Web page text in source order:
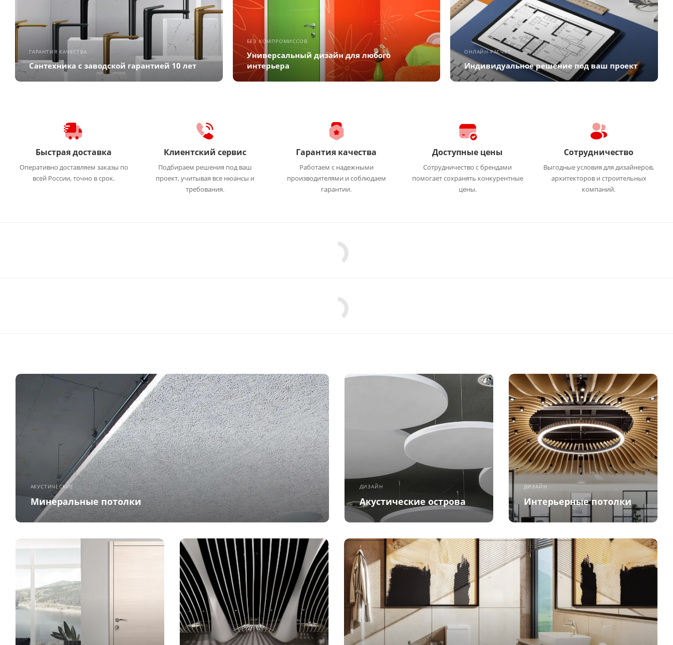
ГАРАНТИЯ КАЧЕСТВА
Сантехника с заводской гарантией 10 лет
БЕЗ КОМПРОМИССОВ
Универсальный дизайн для любого
интерьера
ОНЛАЙН-РАСЧЕТ
Индивидуальное решение под ваш проект
Быстрая доставка
Оперативно доставляем заказы по
всей России, точно в срок.
Клиентский сервис
Подбираем решения под ваш
проект, учитывая все нюансы и
требования.
Гарантия качества
Работаем с надежными
производителями и соблюдаем
гарантии.
Доступные цены
Сотрудничество с брендами
помогает сохранять конкурентные
цены.
Сотрудничество
Выгодные условия для дизайнеров,
архитекторов и строительных
компаний.
АКУСТИЧЕСКИЕ
Минеральные потолки
ДИЗАЙН
Акустические острова
ДИЗАЙН
Интерьерные потолки